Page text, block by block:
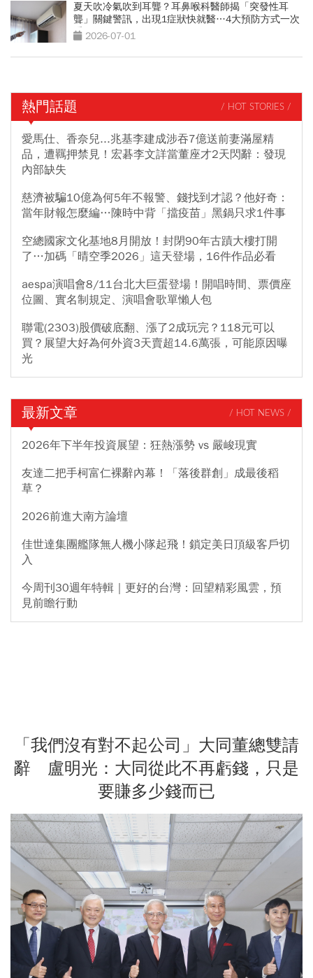
夏天吹冷氣吹到耳聾？耳鼻喉科醫師揭「突發性耳
聾」關鍵警訊，出現1症狀快就醫…4大預防方式一次
看 2026-07-01
熱門話題 / HOT STORIES /
愛馬仕、香奈兒...兆基李建成涉吞7億送前妻滿屋精
品，遭羈押禁見！宏碁李文詳當董座才2天閃辭：發現
內部缺失
慈濟被騙10億為何5年不報警、錢找到才認？他好奇：
當年財報怎麼編…陳時中背「擋疫苗」黑鍋只求1件事
空總國家文化基地8月開放！封閉90年古蹟大樓打開
了…加碼「晴空季2026」這天登場，16件作品必看
aespa演唱會8/11台北大巨蛋登場！開唱時間、票價座
位圖、實名制規定、演唱會歌單懶人包
聯電(2303)股價破底翻、漲了2成玩完？118元可以
買？展望大好為何外資3天賣超14.6萬張，可能原因曝
光
最新文章 / HOT NEWS /
2026年下半年投資展望：狂熱漲勢 vs 嚴峻現實
友達二把手柯富仁裸辭內幕！「落後群創」成最後稻
草？
2026前進大南方論壇
佳世達集團艦隊無人機小隊起飛！鎖定美日頂級客戶切
入
今周刊30週年特輯｜更好的台灣：回望精彩風雲，預
見前瞻行動
「我們沒有對不起公司」大同董總雙請
辭 盧明光：大同從此不再虧錢，只是
要賺多少錢而已